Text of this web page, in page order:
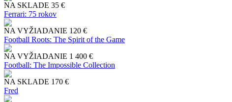
NA SKLADE 35 €
Ferrari: 75 rokov
NA VYŽIADANIE 120 €
Football Roots: The Spirit of the Game
NA VYŽIADANIE 1 400 €
Football: The Impossible Collection
NA SKLADE 170 €
Fred